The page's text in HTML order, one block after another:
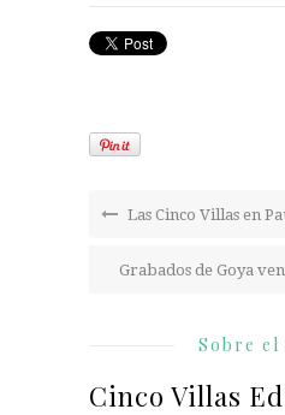
Las Cinco Villas en
Grabados de Goya
Sobre
Cinco Villas